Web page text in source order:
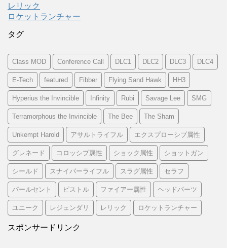
レリック
ロケットランチャー
タグ
Class MOD Conference Call DLC1 DLC2 DLC3 DLC4
E-Tech featured Fibber Flying Sand Hawk HH3
Hyperius the Invincible Infinity Rubi Savage Lee SMG
Terramorphous the Invincible The Bee The Sham
Unkempt Harold アサルトライフル エクスプローシブ属性
グレネード コロッシプ属性 ショック属性 ショットガン
シールド スナイパーライフル スラグ属性 セラフ
パールセント ピストル ファイアー属性 ヘッドパーツ
ユニーク レジェンダリ レリック ロケットランチャー
スポンサードリンク